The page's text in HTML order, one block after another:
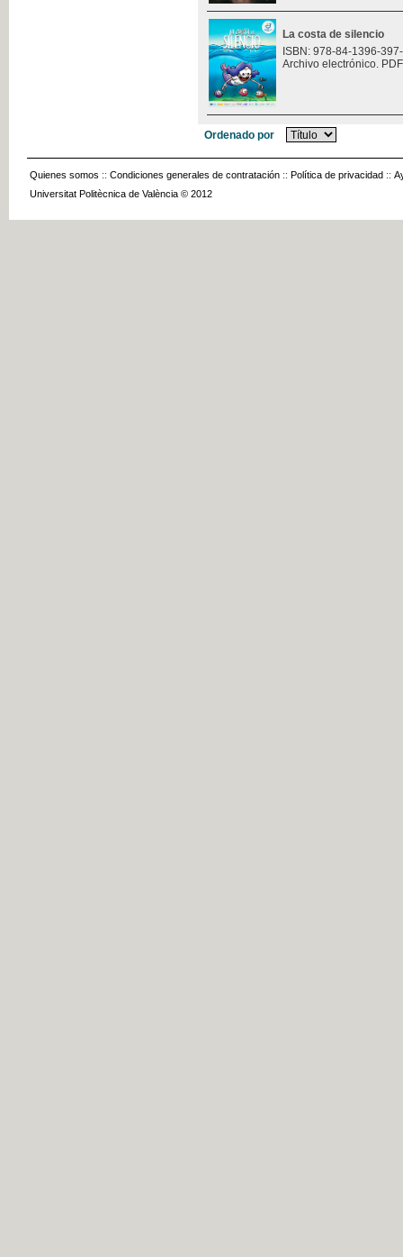
La costa de silencio
ISBN: 978-84-1396-
Archivo electrónico.
Ordenado por
Quienes somos :: Condiciones generales de contratación :: Política de privacidad ::
Universitat Politècnica de València © 2012